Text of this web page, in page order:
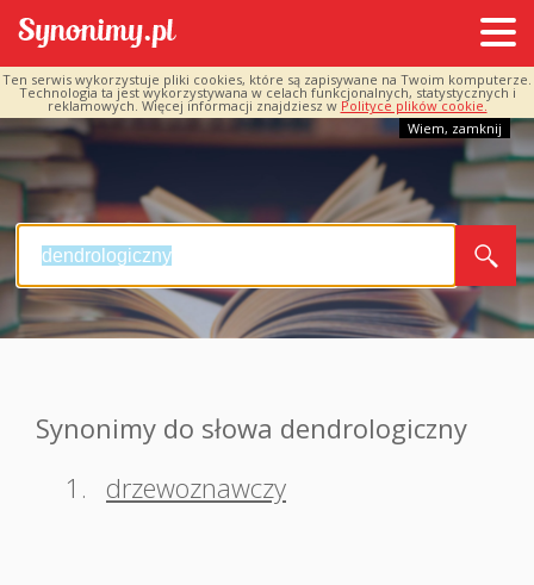
Ten serwis wykorzystuje pliki cookies, które są zapisywane na Twoim komputerze.
Technologia ta jest wykorzystywana w celach funkcjonalnych, statystycznych i
reklamowych. Więcej informacji znajdziesz w Polityce plików cookie.
Wiem, zamknij
Synonimy do słowa dendrologiczny
1.
drzewoznawczy